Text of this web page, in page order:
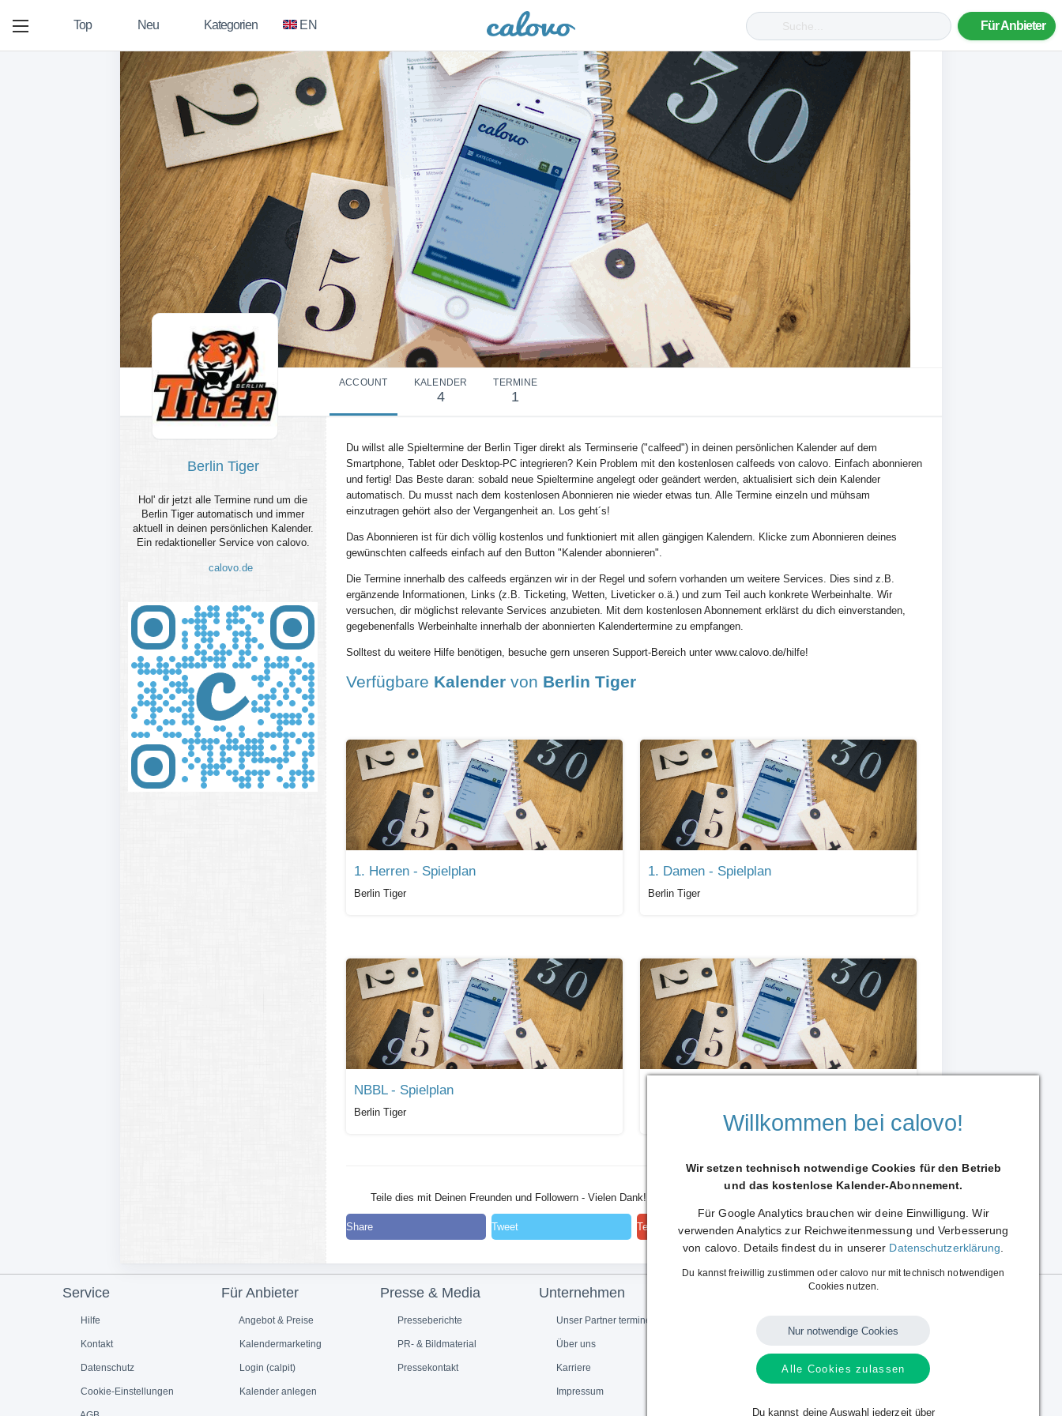
Top Neu Kategorien EN Für Anbieter
ACCOUNT KALENDER
4
TERMINE
1
Berlin Tiger
Hol' dir jetzt alle Termine rund um die
Berlin Tiger automatisch und immer
aktuell in deinen persönlichen Kalender.
Ein redaktioneller Service von calovo.
calovo.de
Du willst alle Spieltermine der Berlin Tiger direkt als Terminserie ("calfeed") in deinen persönlichen Kalender auf dem
Smartphone, Tablet oder Desktop-PC integrieren? Kein Problem mit den kostenlosen calfeeds von calovo. Einfach abonnieren
und fertig! Das Beste daran: sobald neue Spieltermine angelegt oder geändert werden, aktualisiert sich dein Kalender
automatisch. Du musst nach dem kostenlosen Abonnieren nie wieder etwas tun. Alle Termine einzeln und mühsam
einzutragen gehört also der Vergangenheit an. Los geht´s!
Das Abonnieren ist für dich völlig kostenlos und funktioniert mit allen gängigen Kalendern. Klicke zum Abonnieren deines
gewünschten calfeeds einfach auf den Button "Kalender abonnieren".
Die Termine innerhalb des calfeeds ergänzen wir in der Regel und sofern vorhanden um weitere Services. Dies sind z.B.
ergänzende Informationen, Links (z.B. Ticketing, Wetten, Liveticker o.ä.) und zum Teil auch konkrete Werbeinhalte. Wir
versuchen, dir möglichst relevante Services anzubieten. Mit dem kostenlosen Abonnement erklärst du dich einverstanden,
gegebenenfalls Werbeinhalte innerhalb der abonnierten Kalendertermine zu empfangen.
Solltest du weitere Hilfe benötigen, besuche gern unseren Support-Bereich unter www.calovo.de/hilfe!
Verfügbare Kalender von Berlin Tiger
1. Herren - Spielplan
Berlin Tiger
1. Damen - Spielplan
Berlin Tiger
NBBL - Spielplan
Berlin Tiger
Teile dies mit Deinen Freunden und Followern - Vielen Dank!
Share Tweet Teilen Weiterleiten
Service
Hilfe
Kontakt
Datenschutz
Cookie-Einstellungen
Für Anbieter
Angebot & Preise
Kalendermarketing
Login (calpit)
Kalender anlegen
Presse & Media
Presseberichte
PR- & Bildmaterial
Pressekontakt
Unternehmen
Unser Partner termine.de
Über uns
Karriere
Impressum
Sprache:
Willkommen bei calovo!
Wir setzen technisch notwendige Cookies für den Betrieb
und das kostenlose Kalender-Abonnement.
Für Google Analytics brauchen wir deine Einwilligung. Wir
verwenden Analytics zur Reichweitenmessung und Verbesserung
von calovo. Details findest du in unserer Datenschutzerklärung
Du kannst freiwillig zustimmen oder calovo nur mit technisch notwendigen
Cookies nutzen.
Nur notwendige Cookies
Alle Cookies zulassen
Du kannst deine Auswahl jederzeit über